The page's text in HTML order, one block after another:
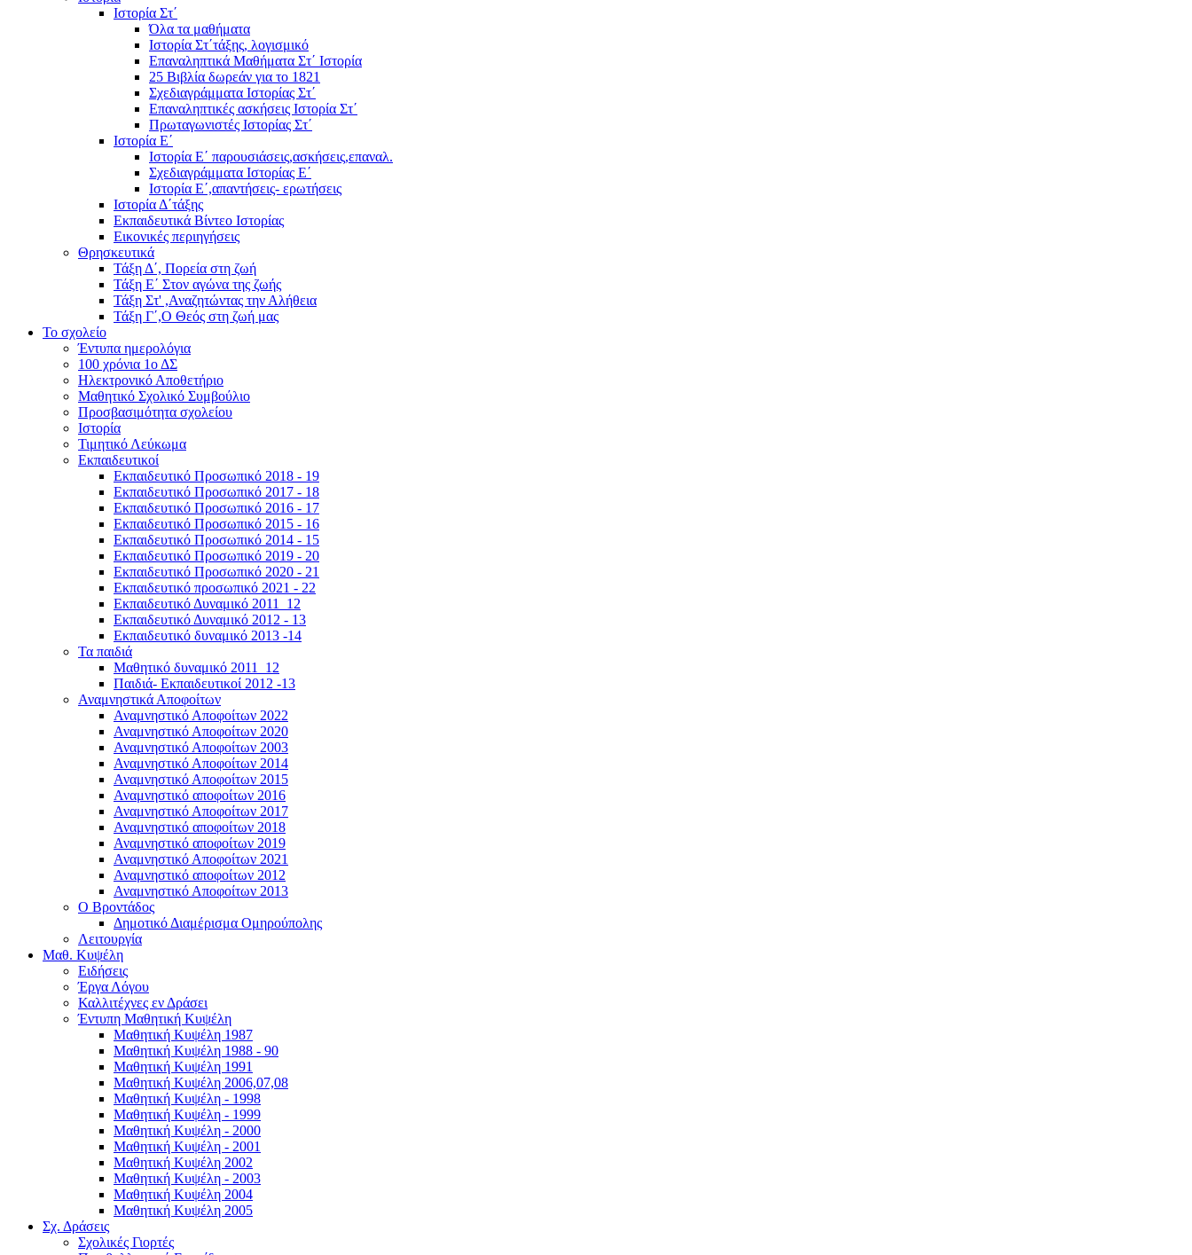
Ιστορία Στ΄
Όλα τα μαθήματα
Ιστορία Στ΄τάξης, λογισμικό
Επαναληπτικά Μαθήματα Στ΄ Ιστορία
25 Βιβλία δωρεάν για το 1821
Σχεδιαγράμματα Ιστορίας Στ΄
Επαναληπτικές ασκήσεις Ιστορία Στ΄
Πρωταγωνιστές Ιστορίας Στ΄
Ιστορία Ε΄
Ιστορία Ε΄ παρουσιάσεις,ασκήσεις,επαναλ.
Σχεδιαγράμματα Ιστορίας Ε΄
Ιστορία Ε΄,απαντήσεις- ερωτήσεις
Ιστορία Δ΄τάξης
Εκπαιδευτικά Βίντεο Ιστορίας
Εικονικές περιηγήσεις
Θρησκευτικά
Τάξη Δ΄, Πορεία στη ζωή
Τάξη Ε΄ Στον αγώνα της ζωής
Τάξη Στ' ,Αναζητώντας την Αλήθεια
Τάξη Γ΄,Ο Θεός στη ζωή μας
Το σχολείο
Έντυπα ημερολόγια
100 χρόνια 1ο ΔΣ
Ηλεκτρονικό Αποθετήριο
Μαθητικό Σχολικό Συμβούλιο
Προσβασιμότητα σχολείου
Ιστορία
Τιμητικό Λεύκωμα
Εκπαιδευτικοί
Εκπαιδευτικό Προσωπικό 2018 - 19
Εκπαιδευτικό Προσωπικό 2017 - 18
Εκπαιδευτικό Προσωπικό 2016 - 17
Εκπαιδευτικό Προσωπικό 2015 - 16
Εκπαιδευτικό Προσωπικό 2014 - 15
Εκπαιδευτικό Προσωπικό 2019 - 20
Εκπαιδευτικό Προσωπικό 2020 - 21
Εκπαιδευτικό προσωπικό 2021 - 22
Εκπαιδευτικό Δυναμικό 2011_12
Εκπαιδευτικό Δυναμικό 2012 - 13
Εκπαιδευτικό δυναμικό 2013 -14
Τα παιδιά
Μαθητικό δυναμικό 2011_12
Παιδιά- Εκπαιδευτικοί 2012 -13
Αναμνηστικά Αποφοίτων
Αναμνηστικό Αποφοίτων 2022
Αναμνηστικό Αποφοίτων 2020
Αναμνηστικό Αποφοίτων 2003
Αναμνηστικό Αποφοίτων 2014
Αναμνηστικό Αποφοίτων 2015
Αναμνηστικό αποφοίτων 2016
Αναμνηστικό Αποφοίτων 2017
Αναμνηστικό αποφοίτων 2018
Αναμνηστικό αποφοίτων 2019
Αναμνηστικό Αποφοίτων 2021
Αναμνηστικό αποφοίτων 2012
Αναμνηστικό Αποφοίτων 2013
Ο Βροντάδος
Δημοτικό Διαμέρισμα Ομηρούπολης
Λειτουργία
Μαθ. Κυψέλη
Ειδήσεις
Έργα Λόγου
Καλλιτέχνες εν Δράσει
Έντυπη Μαθητική Κυψέλη
Μαθητική Κυψέλη 1987
Μαθητική Κυψέλη 1988 - 90
Μαθητική Κυψέλη 1991
Μαθητική Κυψέλη 2006,07,08
Μαθητική Κυψέλη - 1998
Μαθητική Κυψέλη - 1999
Μαθητική Κυψέλη - 2000
Μαθητική Κυψέλη - 2001
Μαθητική Κυψέλη 2002
Μαθητική Κυψέλη - 2003
Μαθητική Κυψέλη 2004
Μαθητική Κυψέλη 2005
Σχ. Δράσεις
Σχολικές Γιορτές